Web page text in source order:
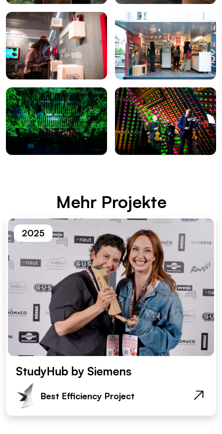
Mehr Pro­jek­te
2025
StudyHub by Siemens
Best Efficiency Project